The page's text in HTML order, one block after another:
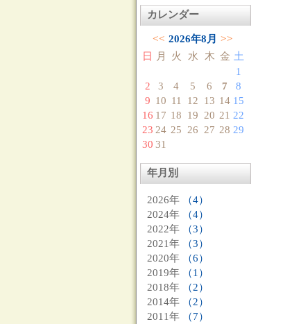
カレンダー
<< 2026年8月 >>
日
月 火 水 木 金 土
1
2
3 4 5 6 7
8
9 10 11 12 13 14 15
16 17 18 19 20 21 22
23 24 25 26 27 28 29
30 31
年月別
2026年
（4）
2024年
（4）
2022年
（3）
2021年
（3）
2020年
（6）
2019年
（1）
2018年
（2）
2014年
（2）
2011年
（7）